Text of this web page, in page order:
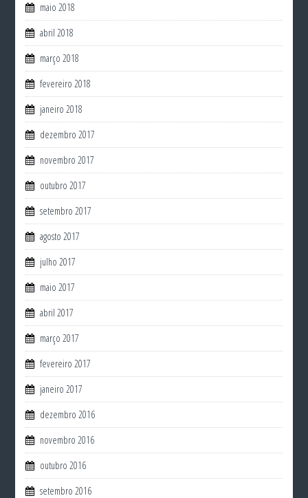
maio 2018
abril 2018
março 2018
fevereiro 2018
janeiro 2018
dezembro 2017
novembro 2017
outubro 2017
setembro 2017
agosto 2017
julho 2017
maio 2017
abril 2017
março 2017
fevereiro 2017
janeiro 2017
dezembro 2016
novembro 2016
outubro 2016
setembro 2016